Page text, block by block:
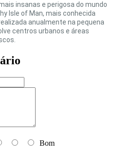
insanas e perigosa do mundo
Isle of Man, mais conhecida
anualmente na pequena
centros urbanos e áreas
Bom